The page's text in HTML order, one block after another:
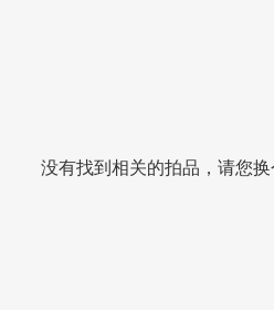
没有找到相关的拍品，请您